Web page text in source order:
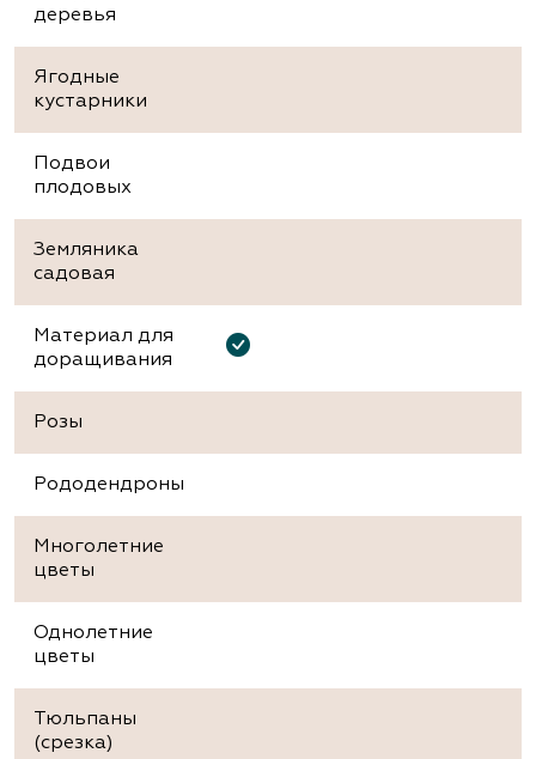
деревья
Ягодные
кустарники
Подвои
плодовых
Земляника
садовая
Материал для
доращивания
Розы
Рододендроны
Многолетние
цветы
Однолетние
цветы
Тюльпаны
(срезка)